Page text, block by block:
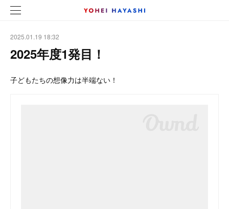
2025.01.19 18:32
2025年度1発目！
子どもたちの想像力は半端ない！